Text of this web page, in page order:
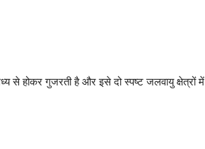
से होकर गुजरती है और इसे दो स्पष्ट जलवायु क्षेत्रों में